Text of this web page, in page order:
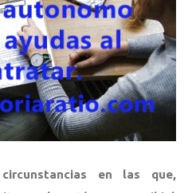
en las que,